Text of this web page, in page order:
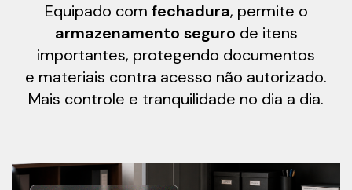
Equipado com fechadura, permite o
armazenamento seguro de itens
importantes, protegendo documentos
e materiais contra acesso não autorizado.
Mais controle e tranquilidade no dia a dia.